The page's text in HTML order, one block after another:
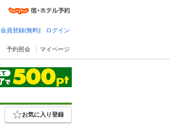
会員登録(無料) ログイン
予約照会 マイページ
お気に入り登録